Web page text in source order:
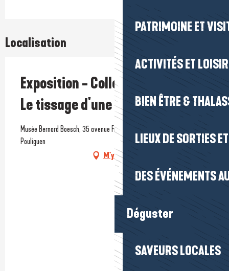
PATRIMOINE ET
ACTIVITÉS ET
BIEN ÊTRE &
LIEUX DE SORTIES
DES ÉVÉNEMENTS
Déguster
SAVEURS LOCALES
Localisation
Exposition - Collection Cousin -
Le tissage d'une passion
Musée Bernard Boesch, 35 avenue François Bougouin, 44510 Le
Pouliguen
M'y rendre